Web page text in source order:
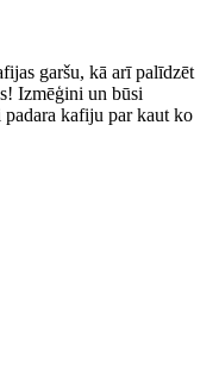
garšu, kā arī palīdzēt
Izmēģini un būsi
kafiju par kaut ko